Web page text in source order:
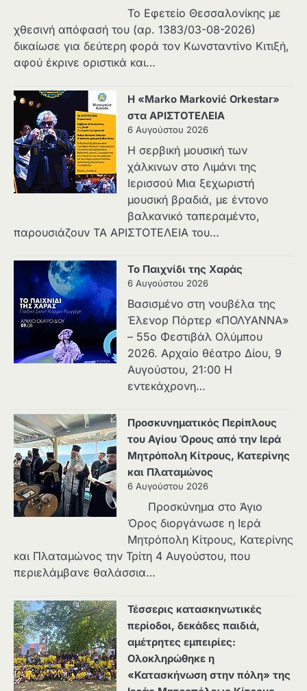
Το Εφετείο Θεσσαλονίκης με
χθεσινή απόφασή του (αρ. 1383/03-08-2026)
δικαίωσε για δεύτερη φορά τον Κωνσταντίνο Κιτιξή,
αφού έκρινε οριστικά και…
Η «Marko Marković Orkestar»
στα ΑΡΙΣΤΟΤΕΛΕΙΑ
6 Αυγούστου 2026
Η σερβική μουσική των
χάλκινων στο Λιμάνι της
Ιερισσού Μια ξεχωριστή
μουσική βραδιά, με έντονο
βαλκανικό ταπεραμέντο,
παρουσιάζουν ΤΑ ΑΡΙΣΤΟΤΕΛΕΙΑ του…
Το Παιχνίδι της Χαράς
6 Αυγούστου 2026
Βασισμένο στη νουβέλα της
Έλενορ Πόρτερ «ΠΟΛΥΑΝΝΑ»
– 55ο Φεστιβάλ Ολύμπου
2026. Αρχαίο θέατρο Δίου, 9
Αυγούστου, 21:00 Η
εντεκάχρονη…
Προσκυνηματικός Περίπλους
του Αγίου Όρους από την Ιερά
Μητρόπολη Κίτρους, Κατερίνης
και Πλαταμώνος
6 Αυγούστου 2026
Προσκύνημα στο Άγιο
Όρος διοργάνωσε η Ιερά
Μητρόπολη Κίτρους, Κατερίνης
και Πλαταμώνος την Τρίτη 4 Αυγούστου, που
περιελάμβανε θαλάσσια…
Τέσσερις κατασκηνωτικές
περίοδοι, δεκάδες παιδιά,
αμέτρητες εμπειρίες:
Ολοκληρώθηκε η
«Κατασκήνωση στην πόλη» της